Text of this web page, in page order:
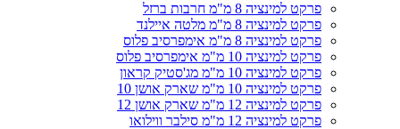
פרקט למינציה 8 מ"מ חרבות ברזל
פרקט למינציה 8 מ"מ מלטה איילנד
פרקט למינציה 8 מ"מ אימפרסיב פלוס
פרקט למינציה 10 מ"מ אימפרסיב פלוס
פרקט למינציה 10 מ"מ מג'סטיק קראון
פרקט למינציה 10 מ"מ שארק אושן 10
פרקט למינציה 12 מ"מ שארק אושן 12
פרקט למינציה 12 מ"מ סילבר ווילואו